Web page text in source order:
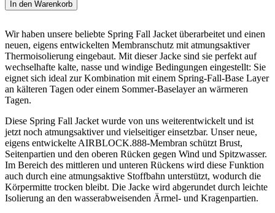
In den Warenkorb
Wir haben unsere beliebte Spring Fall Jacket überarbeitet und einen
neuen, eigens entwickelten Membranschutz mit atmungsaktiver
Thermoisolierung eingebaut. Mit dieser Jacke sind sie perfekt auf
wechselhafte kalte, nasse und windige Bedingungen eingestellt: Sie
eignet sich ideal zur Kombination mit einem Spring-Fall-Base Layer
an kälteren Tagen oder einem Sommer-Baselayer an wärmeren
Tagen.
Diese Spring Fall Jacket wurde von uns weiterentwickelt und ist
jetzt noch atmungsaktiver und vielseitiger einsetzbar. Unser neue,
eigens entwickelte AIRBLOCK.888-Membran schützt Brust,
Seitenpartien und den oberen Rücken gegen Wind und Spitzwasser.
Im Bereich des mittleren und unteren Rückens wird diese Funktion
auch durch eine atmungsaktive Stoffbahn unterstützt, wodurch die
Körpermitte trocken bleibt. Die Jacke wird abgerundet durch leichte
Isolierung an den wasserabweisenden Ärmel- und Kragenpartien.